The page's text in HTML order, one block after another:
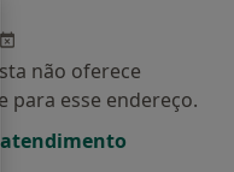
não oferece
para esse endereço.
atendimento